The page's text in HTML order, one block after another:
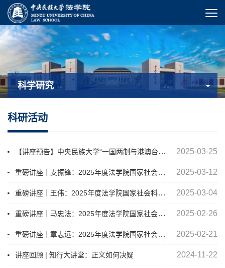
科学研究
科研活动
【讲座预告】中央民族大学“一国两制与港澳台治理”学术论坛（第三期）-邵善波专场 2025-03-25
重磅讲座｜支振锋：2025年度法学院国家社会科学基金项目申报辅导讲座(四) 2025-03-12
重磅讲座｜王伟：2025年度法学院国家社会科学基金项目申报辅导讲座(三) 2025-03-04
重磅讲座｜马忠法：2025年度法学院国家社会科学基金项目申报辅导（二） 2025-02-26
重磅讲座｜章志远：2025年度法学院国家社会科学基金项目申报辅导（一） 2025-02-21
讲座回顾 | 知行大讲堂：正义如何决疑 2024-11-22